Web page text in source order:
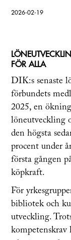
2026-02-19
FÖR ALLA
DIK:s senaste
förbundets
2025, en
löneutveckling
den högsta
procent under
första gången
köpkraft.
För
bibliotek och
utveckling.
kompetenskrav